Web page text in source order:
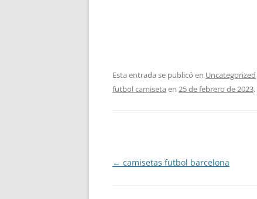
Esta entrada se publicó en Uncategorized
futbol camiseta en 25 de febrero de 2023.
Navegación
← camisetas futbol barcelona